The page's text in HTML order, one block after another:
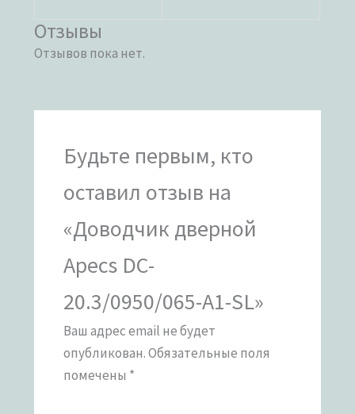
Отзывы
Отзывов пока нет.
Будьте первым, кто
оставил отзыв на
«Доводчик дверной
Apecs DC-
20.3/0950/065-A1-SL»
Ваш адрес email не будет
опубликован.Обязательные поля
помечены *